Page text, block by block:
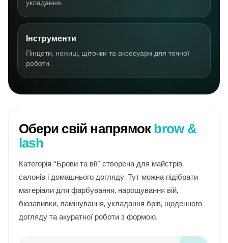
укладання.
Інструменти
Пінцети, ножиці, щіточки та аксесуари для точної
роботи.
Обери свій напрямок brow &
lash
Категорія “Брови та вії” створена для майстрів,
салонів і домашнього догляду. Тут можна підібрати
матеріали для фарбування, нарощування вій,
біозавивки, ламінування, укладання брів, щоденного
догляду та акуратної роботи з формою.